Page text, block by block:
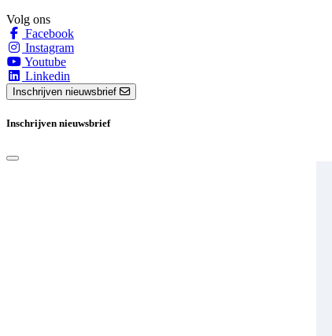
Volg ons
Facebook
Instagram
Youtube
Linkedin
Inschrijven nieuwsbrief
Inschrijven nieuwsbrief